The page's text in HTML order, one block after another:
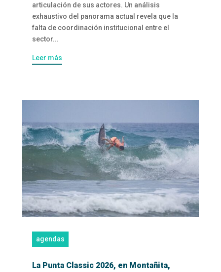
articulación de sus actores. Un análisis
exhaustivo del panorama actual revela que la
falta de coordinación institucional entre el
sector...
Leer más
agendas
La Punta Classic 2026, en Montañita,